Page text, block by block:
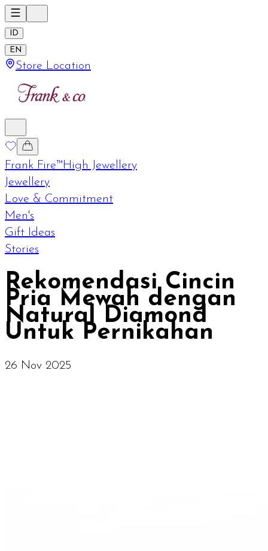
ID
EN
Store Location
Frank Fire™High Jewellery
Jewellery
Love & Commitment
Men's
Gift Ideas
Stories
Rekomendasi Cincin
Pria Mewah dengan
Natural Diamond
Untuk Pernikahan
26 Nov 2025